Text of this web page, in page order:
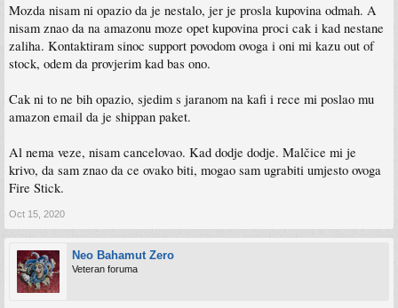
Mozda nisam ni opazio da je nestalo, jer je prosla kupovina odmah. A
nisam znao da na amazonu moze opet kupovina proci cak i kad nestane
zaliha. Kontaktiram sinoc support povodom ovoga i oni mi kazu out of
stock, odem da provjerim kad bas ono.
Cak ni to ne bih opazio, sjedim s jaranom na kafi i rece mi poslao mu
amazon email da je shippan paket.
Al nema veze, nisam cancelovao. Kad dodje dodje. Malčice mi je
krivo, da sam znao da ce ovako biti, mogao sam ugrabiti umjesto ovoga
Fire Stick.
Oct 15, 2020
Neo Bahamut Zero
Veteran foruma